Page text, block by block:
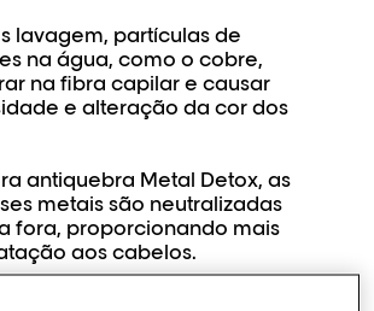
lavagem, partículas de
na água, como o cobre,
na fibra capilar e causar
e alteração da cor dos
antiquebra Metal Detox, as
metais são neutralizadas
fora, proporcionando mais
aos cabelos.